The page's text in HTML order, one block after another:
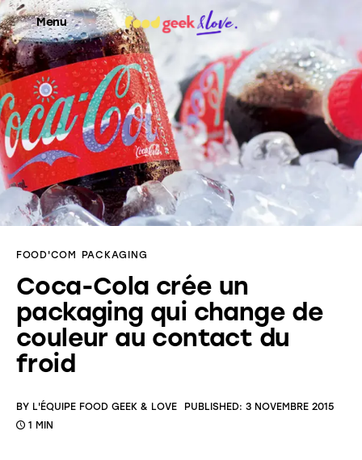
Menu
Food’News
Food’Com
Food’Art
Food’Life
FOOD'COM PACKAGING
Coca-Cola crée un
packaging qui change de
couleur au contact du
froid
BY L'ÉQUIPE FOOD GEEK & LOVE PUBLISHED: 3 NOVEMBRE 2015
1 MIN